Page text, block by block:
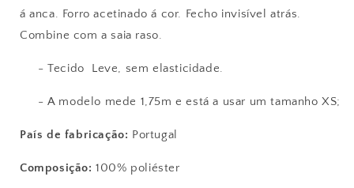
á anca. Forro acetinado á cor. Fecho invisível atrás.
Combine com a saia raso.
- Tecido Leve, sem elasticidade.
- A modelo mede 1,75m e está a usar um tamanho XS;
País de fabricação: Portugal
Composição: 100% poliéster